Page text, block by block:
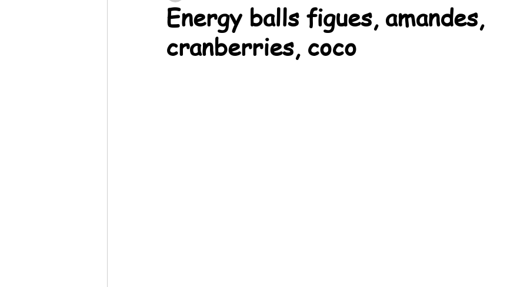
Energy balls figues, amandes,
cranberries, coco